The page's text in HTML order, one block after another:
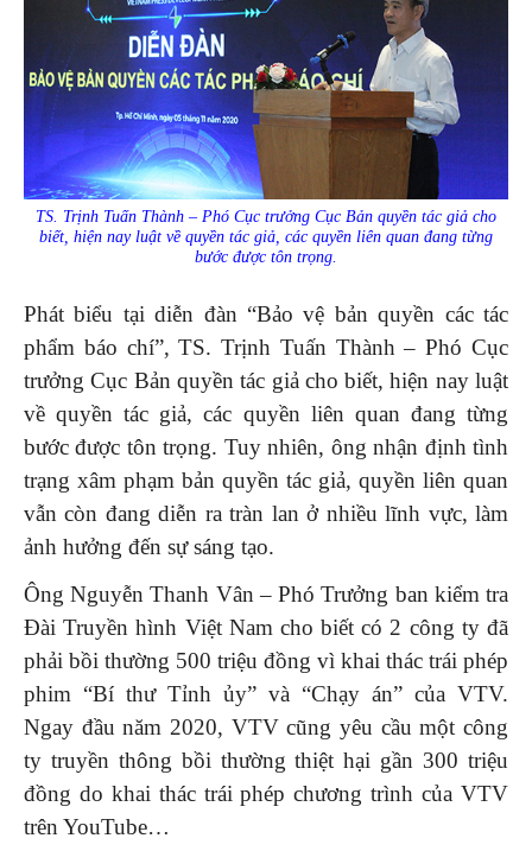
TS. Trịnh Tuấn Thành – Phó Cục trưởng Cục Bản quyền tác giả cho
biết, hiện nay luật về quyền tác giả, các quyền liên quan đang từng
bước được tôn trọng.
Phát biểu tại diễn đàn “Bảo vệ bản quyền các tác
phẩm báo chí”, TS. Trịnh Tuấn Thành – Phó Cục
trưởng Cục Bản quyền tác giả cho biết, hiện nay luật
về quyền tác giả, các quyền liên quan đang từng
bước được tôn trọng. Tuy nhiên, ông nhận định tình
trạng xâm phạm bản quyền tác giả, quyền liên quan
vẫn còn đang diễn ra tràn lan ở nhiều lĩnh vực, làm
ảnh hưởng đến sự sáng tạo.
Ông Nguyễn Thanh Vân – Phó Trưởng ban kiểm tra
Đài Truyền hình Việt Nam cho biết có 2 công ty đã
phải bồi thường 500 triệu đồng vì khai thác trái phép
phim “Bí thư Tỉnh ủy” và “Chạy án” của VTV.
Ngay đầu năm 2020, VTV cũng yêu cầu một công
ty truyền thông bồi thường thiệt hại gần 300 triệu
đồng do khai thác trái phép chương trình của VTV
trên YouTube…